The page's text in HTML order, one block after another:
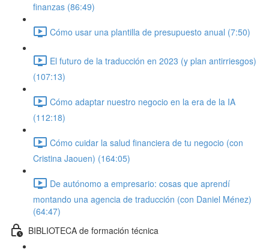
finanzas (86:49)
Cómo usar una plantilla de presupuesto anual (7:50)
El futuro de la traducción en 2023 (y plan antirriesgos)
(107:13)
Cómo adaptar nuestro negocio en la era de la IA
(112:18)
Cómo cuidar la salud financiera de tu negocio (con
Cristina Jaouen) (164:05)
De autónomo a empresario: cosas que aprendí
montando una agencia de traducción (con Daniel Ménez)
(64:47)
BIBLIOTECA de formación técnica